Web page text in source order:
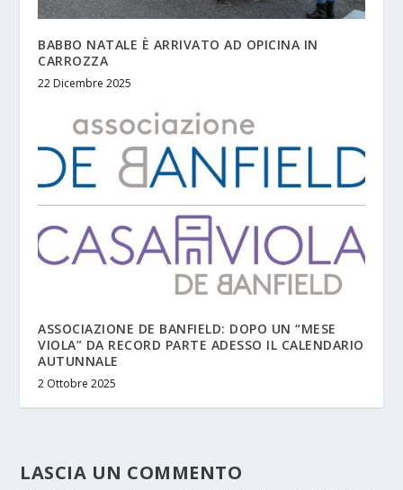
BABBO NATALE È ARRIVATO AD OPICINA IN
CARROZZA
22 Dicembre 2025
ASSOCIAZIONE DE BANFIELD: DOPO UN “MESE
VIOLA” DA RECORD PARTE ADESSO IL CALENDARIO
AUTUNNALE
2 Ottobre 2025
LASCIA UN COMMENTO